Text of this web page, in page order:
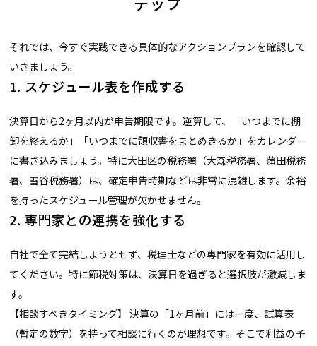
それでは、今すぐ実践できる具体的なアクションプランを確認して
いきましょう。
1. スケジュール表を作成する
決算日から2ヶ月以内が申告期限です。逆算して、「いつまでに棚
卸を終えるか」「いつまでに領収書をまとめきるか」をカレンダー
に書き込みましょう。特に大田区の税務署（大森税務署、蒲田税務
署、雪谷税務署）は、確定申告時期などは非常に混雑します。余裕
を持ったスケジュール管理が欠かせません。
2. 専門家との連携を強化する
自社で全て完結しようとせず、税理士などの専門家を有効に活用し
てください。特に節税対策は、決算日を過ぎると選択肢が激減しま
す。
【相談すべきタイミング】 決算の「1ヶ月前」には一度、試算表
（暫定の数字）を持って相談に行くのが理想です。そこで利益の予